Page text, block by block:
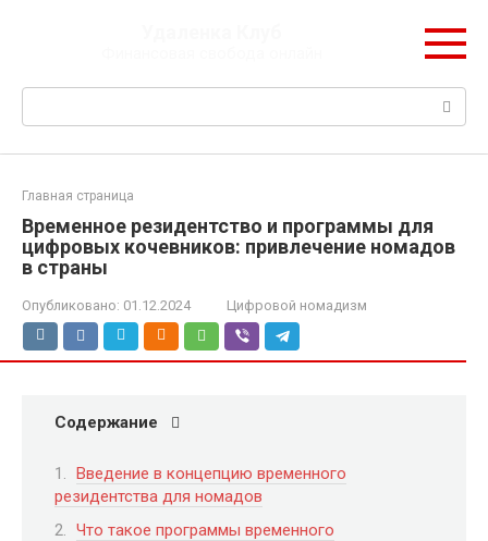
Поиск:
Главная страница
Временное резидентство и программы для
цифровых кочевников: привлечение номадов
в страны
Опубликовано: 01.12.2024 Цифровой номадизм
Содержание
Введение в концепцию временного
резидентства для номадов
Что такое программы временного